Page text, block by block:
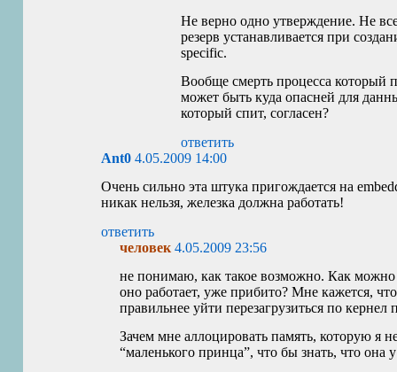
Не верно одно утверждение. Не
резерв устанавливается при
specific.
Вообще смерть процесса который
может быть куда опасней для
который спит, согласен?
ответить
Ant0 4.05.2009 14:00
Очень сильно эта штука пригождается на
никак нельзя, железка должна работать!
ответить
человек4.05.2009 23:56
не понимаю, как такое возможно. Как можно
оно работает, уже прибито? Мне кажется,
правильнее уйти перезагрузиться по кернел
Зачем мне аллоцировать память, которую я
“маленького принца”, что бы знать, что она